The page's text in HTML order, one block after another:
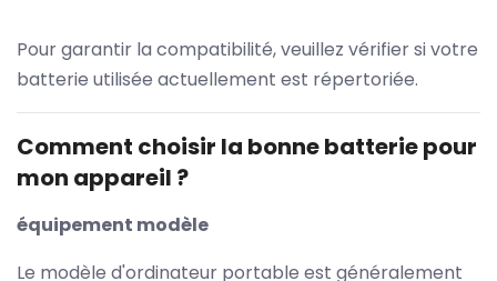
Pour garantir la compatibilité, veuillez vérifier si votre
batterie utilisée actuellement est répertoriée.
Comment choisir la bonne batterie pour
mon appareil ?
équipement modèle
Le modèle d'ordinateur portable est généralement